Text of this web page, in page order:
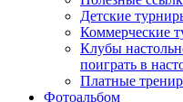
Детские
Коммерческие
Клубы
поиграть в
Платные
Фотоальбом